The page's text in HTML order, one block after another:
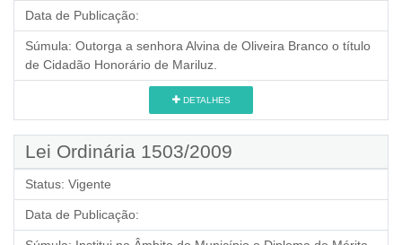
Data de Publicação:
Súmula: Outorga a senhora Alvina de Oliveira Branco o título
de Cidadão Honorário de Mariluz.
DETALHES
Lei Ordinária 1503/2009
Status: Vigente
Data de Publicação: